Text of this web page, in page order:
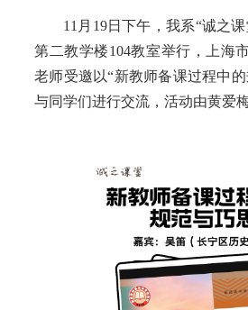
11月19日下午，我系“诚之
第二教学楼104教室举行，上海
老师受邀以“新教师备课过程中的
与同学们进行交流，活动由黄爱